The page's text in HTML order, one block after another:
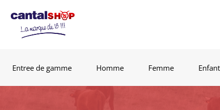
Entree de gamme Homme Femme Enfant